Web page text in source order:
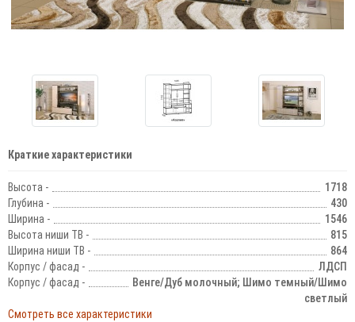
Краткие характеристики
Высота -
1718
Глубина -
430
Ширина -
1546
Высота ниши ТВ -
815
Ширина ниши ТВ -
864
Корпус / фасад -
ЛДСП
Корпус / фасад -
Венге/Дуб молочный; Шимо темный/Шимо
светлый
Смотреть все характеристики